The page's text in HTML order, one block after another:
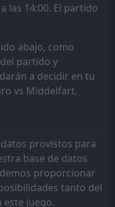
0
2
1
W
8
2
L
las 14:00. El partido
abajo, como
partido y
a decidir en tu
vs Middelfart.
provistos para
base de datos
proporcionar
tanto del
juego.